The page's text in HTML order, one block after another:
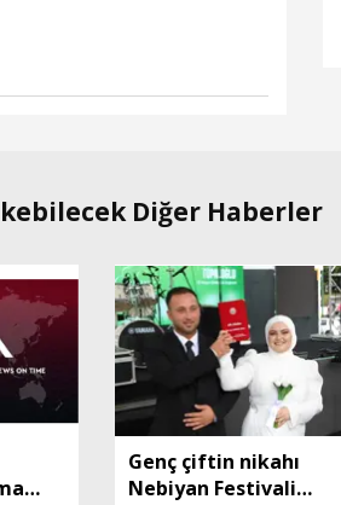
Diğer Haberler
Genç çiftin nikahı
Nebiyan Festivali